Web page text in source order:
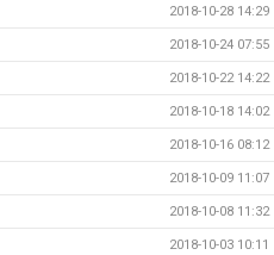
2018-10-28 14:29
2018-10-24 07:55
2018-10-22 14:22
2018-10-18 14:02
2018-10-16 08:12
2018-10-09 11:07
2018-10-08 11:32
2018-10-03 10:11